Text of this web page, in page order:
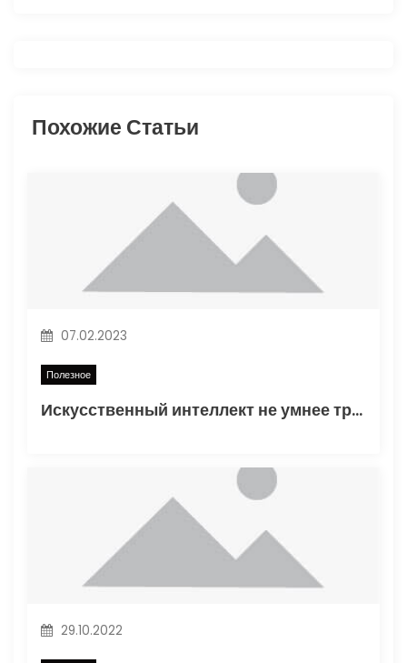
и
а
п
и
Похожие Статьи
07.02.2023
Полезное
Искусственный интеллект не умнее трехлетнего ребенка
29.10.2022